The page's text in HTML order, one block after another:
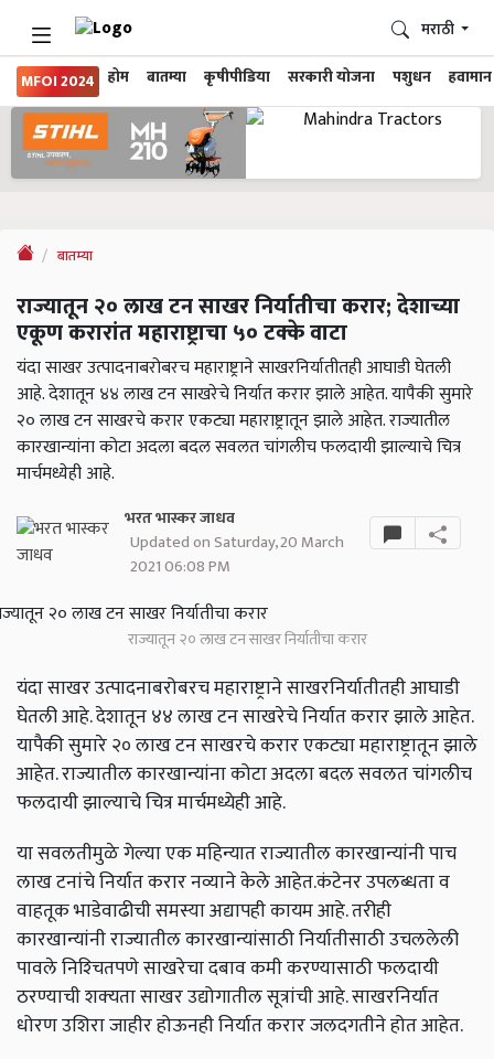
MFOI 2024 होम बातम्या कृषीपीडिया सरकारी योजना पशुधन हवामान
मराठी
बातम्या
राज्यातून २० लाख टन साखर निर्यातीचा करार; देशाच्या
एकूण करारांत महाराष्ट्राचा ५० टक्के वाटा
यंदा साखर उत्पादनाबरोबरच महाराष्ट्राने साखरनिर्यातीतही आघाडी घेतली
आहे. देशातून ४४ लाख टन साखरेचे निर्यात करार झाले आहेत. यापैकी सुमारे
२० लाख टन साखरचे करार एकट्या महाराष्ट्रातून झाले आहेत. राज्यातील
कारखान्यांना कोटा अदला बदल सवलत चांगलीच फलदायी झाल्याचे चित्र
मार्चमध्येही आहे.
भरत भास्कर जाधव
Updated on Saturday, 20 March
2021 06:08 PM
राज्यातून २० लाख टन साखर निर्यातीचा करार
यंदा साखर उत्पादनाबरोबरच महाराष्ट्राने साखरनिर्यातीतही आघाडी
घेतली आहे. देशातून ४४ लाख टन साखरेचे निर्यात करार झाले आहेत.
यापैकी सुमारे २० लाख टन साखरचे करार एकट्या महाराष्ट्रातून झाले
आहेत. राज्यातील कारखान्यांना कोटा अदला बदल सवलत चांगलीच
फलदायी झाल्याचे चित्र मार्चमध्येही आहे.
या सवलतीमुळे गेल्या एक महिन्यात राज्यातील कारखान्यांनी पाच
लाख टनांचे निर्यात करार नव्याने केले आहेत.कंटेनर उपलब्धता व
वाहतूक भाडेवाढीची समस्या अद्यापही कायम आहे. तरीही
कारखान्यांनी राज्यातील कारखान्यांसाठी निर्यातीसाठी उचललेली
पावले निश्‍चितपणे साखरेचा दबाव कमी करण्यासाठी फलदायी
ठरण्याची शक्‍यता साखर उद्योगातील सूत्रांची आहे. साखरनिर्यात
धोरण उशिरा जाहीर होऊनही निर्यात करार जलदगतीने होत आहेत.